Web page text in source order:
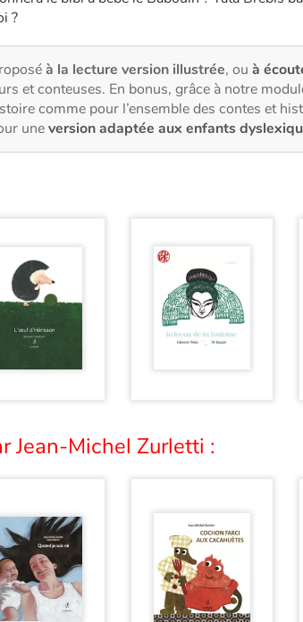
?
à la lecture version illustrée, ou à
et conteuses. En bonus, grâce à notre
comme pour l’ensemble des contes et
uneversion adaptée aux enfants
Jean-Michel Zurletti :